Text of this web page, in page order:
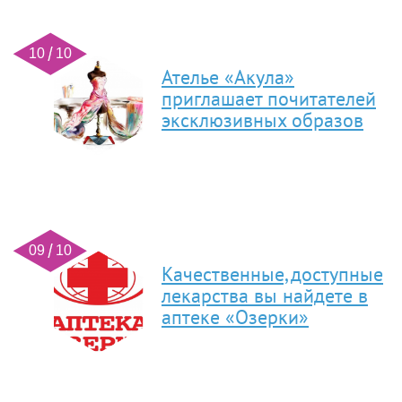
10 10
Ателье «Акула»
приглашает почитателей
эксклюзивных образов
09 10
Качественные, доступные
лекарства вы найдете в
аптеке «Озерки»